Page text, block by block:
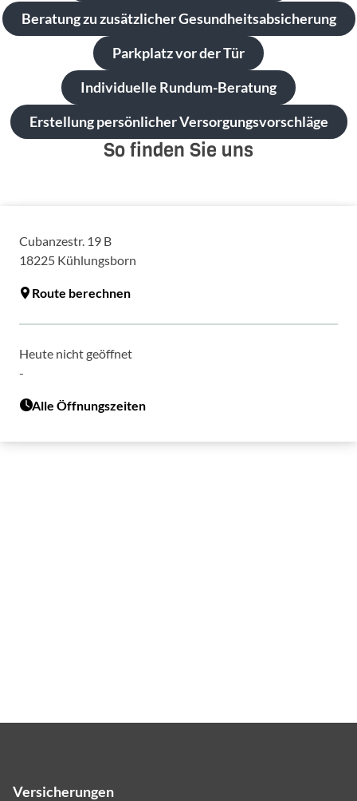
Beratung zu zusätzlicher Gesundheitsabsicherung
Parkplatz vor der Tür
Individuelle Rundum-Beratung
Erstellung persönlicher Versorgungsvorschläge
So finden Sie uns
Cubanzestr. 19 B
18225 Kühlungsborn
Route berechnen
Heute nicht geöffnet
-
Alle Öffnungszeiten
Versicherungen